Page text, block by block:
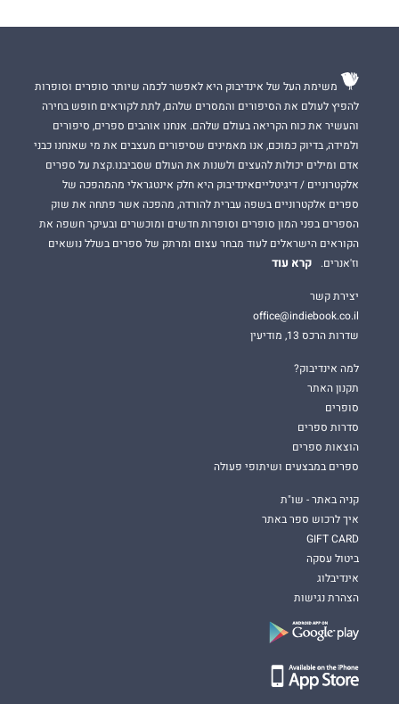
משימת העל של אינדיבוק היא לאפשר לכמה שיותר סופרים וסופרות
להפיץ לעולם את הסיפורים והמסרים שלהם, לתת לקוראים חופש בחירה
והעשיר את כוח הקריאה בעולם שלהם. אנחנו אוהבים ספרים, סיפורים
ולמידה, בדיוק כמוכם, אנו מאמינים שסיפורים מעצבים את מי שאנחנו כבני
אדם ומילים יכולות להעצים ולשנות את העולם שסביבנו.קצת על ספרים
אלקטרוניים / דיגיטלייםאינדיבוק היא חלק אינטגראלי מהמהפכה של
ספרים אלקטרוניים בשפה עברית להורדה, מהפכה אשר פתחה את שוק
הספרים בפני המון סופרים וסופרות חדשים ומוכשרים ובעיקר חשפה את
הקוראים הישראלים לעוד מבחר עצום ומרתק של ספרים בשלל נושאים
וז'אנרים.
קרא עוד
יצירת קשר
office@indiebook.co.il
שדרות הרכס 13, מודיעין
למה אינדיבוק?
תקנון האתר
סופרים
סדרות ספרים
הוצאות ספרים
ספרים במבצעים ושיתופי פעולה
קניה באתר - שו"ת
איך לרכוש ספר באתר
GIFT CARD
ביטול עסקה
אינדיבלוג
הצהרת נגישות